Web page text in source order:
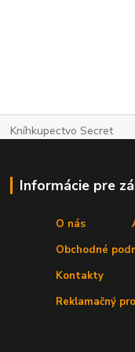
Kníhkupectvo Secret
Informácie pre
O nás
Obchodné
Kontakty
Reklamačný